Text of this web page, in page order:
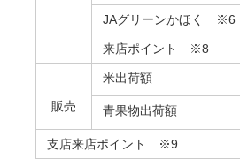
JAグリーンかほく ※6
来店ポイント ※8
販売
米出荷額
青果物出荷額
支店来店ポイント ※9